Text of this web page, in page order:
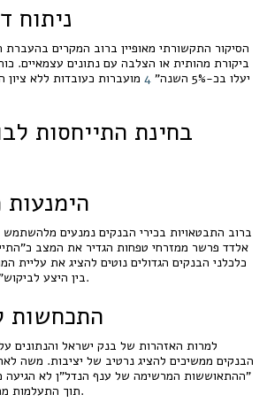
ניתוח
הסיקור התקשורתי מאופיין ברוב המקרים
ביקורת מהותית או הצלבה עם נתונים עצמאיים.
יעלו בכ-5% השנה"
4 מועברות כעובדות ללא
בחינת התייחסות
הימנעות
ברוב התבטאויות בכירי הבנקים נמנעים
אלדד פרשר ממזרחי טפחות הגדיר את המצב
כלכלני הבנקים הגדולים נוטים להציג את עליית
בין היצע.
התכחשות
למרות האזהרות של בנק ישראל והנתונים
הבנקים ממשיכים להציג נרטיב של יציבות. משה
"ההתאוששות המרשימה של ענף הנדל"ן לא הגיעה
תוך התעלמות מהסיכונים המבניים בשוק.